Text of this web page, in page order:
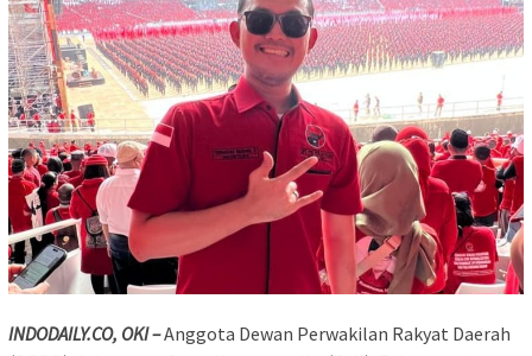
INDODAILY.CO, OKI –Anggota Dewan Perwakilan Rakyat Daerah